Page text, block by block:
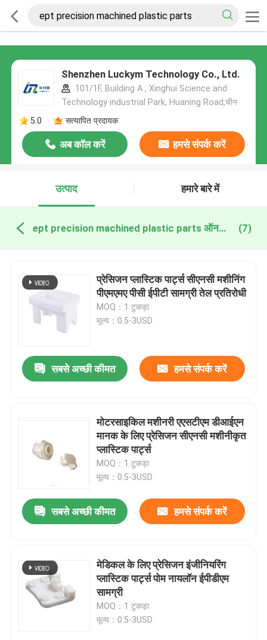
Shenzhen Luckym Technology Co., Ltd.
101/1F, Building A , Xinghui Science and
Technology industrial Park, Huaning Road,चीन
5.0
सत्यापित प्रदायक
अब कॉल करें हमसे संपर्क करें
उत्पाद हमारे बारे में
ept precision machined plastic parts ऑनलाइन निर्माण (7)
प्रेसिजन प्लास्टिक पार्ट्स सीएनसी मशीनिंग
पीएमएमए पीसी ईपीटी सामग्री तेल प्रतिरोधी
MOQ：1 टुकड़ा
मूल्य：0.5-3USD
सबसे अच्छी कीमत हमसे संपर्क करें
मोटरसाइकिल मशीनरी एएसटीएम डीआईएन
मानक के लिए प्रेसिजन सीएनसी मशीनीकृत
प्लास्टिक पार्ट्स
MOQ：1 टुकड़ा
मूल्य：0.5-3USD
सबसे अच्छी कीमत हमसे संपर्क करें
मेडिकल के लिए प्रेसिजन इंजीनियरिंग
प्लास्टिक पार्ट्स पोम नायलॉन ईपीडीएम
सामग्री
MOQ：1 टुकड़ा
मूल्य：0.5-3USD